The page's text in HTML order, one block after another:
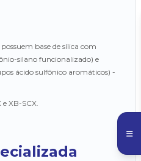
base de sílica com
silano funcionalizado) e
ácido sulfônico aromáticos) -
e XB-SCX.